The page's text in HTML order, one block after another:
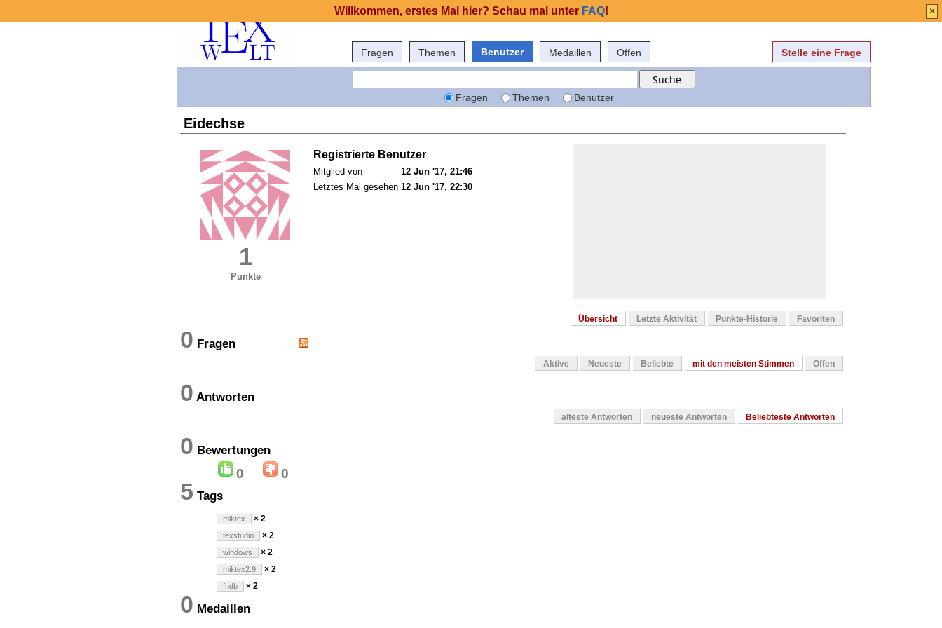
Fragen Themen Benutzer Medaillen Offen Stelle eine Frage
Fragen Themen Benutzer
Eidechse
1
Punkte
Registrierte Benutzer
Mitglied von
12 Jun '17, 21:46
Letztes Mal gesehen 12 Jun '17, 22:30
Übersicht Letzte Aktivität Punkte-Historie Favoriten
0 Fragen
Aktive Neueste Beliebte mit den meisten Stimmen Offen
0 Antworten
älteste Antworten neueste Antworten Beliebteste Antworten
0 Bewertungen
0 0
5 Tags
miktex × 2
texstudio × 2
windows × 2
miktex2.9 × 2
fndb × 2
0 Medaillen
Willkommen, erstes Mal hier? Schau mal unter FAQ! ×